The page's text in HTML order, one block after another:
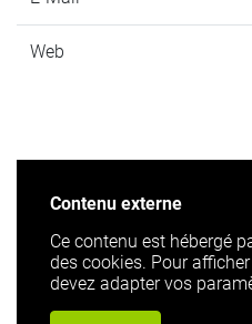
Web
Contenu externe
Ce contenu est hébergé
des cookies. Pour
devez adapter vos